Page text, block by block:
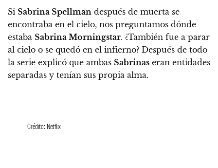
Si Sabrina Spellman después de muerta se
encontraba en el cielo, nos preguntamos dónde
estaba Sabrina Morningstar. ¿También fue a parar
al cielo o se quedó en el infierno? Después de todo
la serie explicó que ambas Sabrinas eran entidades
separadas y tenían sus propia alma.
Crédito: Netflix